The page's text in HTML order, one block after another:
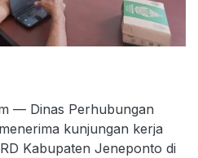
— Dinas Perhubungan
kunjungan kerja
Kabupaten Jeneponto di